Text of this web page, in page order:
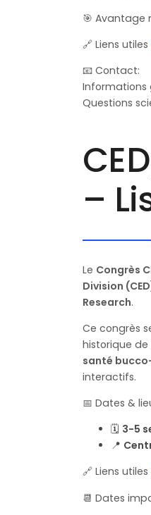
🎯 Avantage
🔗 Liens utiles
📧 Contact:
Informations
Questions
–
Le Congrès
Division
Research.
Ce congrès
historique de
santé
interactifs.
📅 Dates &
🗓 3-5
📍
🔗 Liens utiles
📆 Dates